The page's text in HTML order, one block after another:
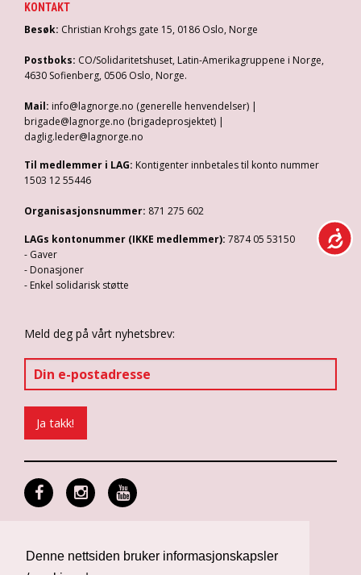
Denne nettsiden bruker informasjonskapsler
KONTAKT
Besøk: Christian Krohgs gate 15, 0186 Oslo, Norge
Postboks: CO/Solidaritetshuset, Latin-Amerikagruppene i Norge,
4630 Sofienberg, 0506 Oslo, Norge.
Mail: info@lagnorge.no (generelle henvendelser) |
brigade@lagnorge.no (brigadeprosjektet) |
daglig.leder@lagnorge.no
Til medlemmer i LAG: Kontigenter innbetales til konto nummer
1503 12 55446
Organisasjonsnummer: 871 275 602
LAGs kontonummer (IKKE medlemmer): 7874 05 53150
- Gaver
- Donasjoner
- Enkel solidarisk støtte
Meld deg på vårt nyhetsbrev:
Design: Differ Media
Web: Noop